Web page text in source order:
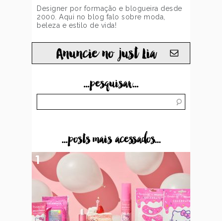
Designer por formação e blogueira desde
2000. Aqui no blog falo sobre moda,
beleza e estilo de vida!
Anuncie no just Lia
...pesquisar...
...posts mais acessados...
1